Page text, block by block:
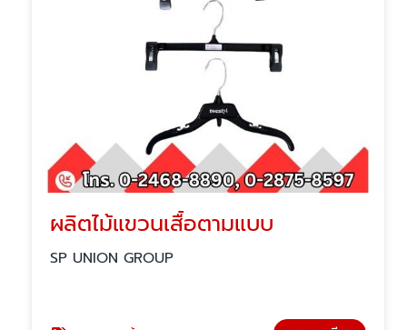
ผลิตไม้แขวนเสื้อตามแบบ
SP UNION GROUP